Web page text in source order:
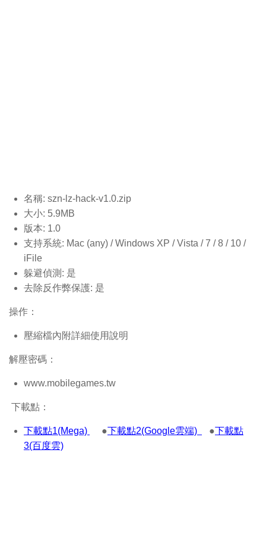
名稱: szn-lz-hack-v1.0.zip
大小: 5.9MB
版本: 1.0
支持系統: Mac (any) / Windows XP / Vista / 7 / 8 / 10 /
iFile
躲避偵測: 是
去除反作弊保護: 是
操作：
壓縮檔內附詳細使用說明
解壓密碼：
www.mobilegames.tw
下載點：
下載點1(Mega) ● 下載點2(Google雲端) ● 下載點
3(百度雲)